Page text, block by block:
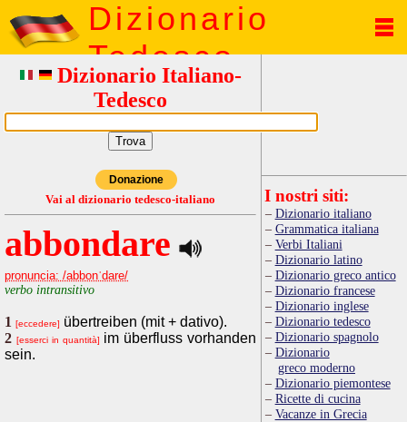
Dizionario
Tedesco
Dizionario Italiano-
Tedesco
Donazione
Vai al dizionario tedesco-italiano
abbondare
pronuncia: /abbonˈdare/
verbo intransitivo
1 [eccedere] übertreiben (mit + dativo).
2 [esserci in quantità] im überfluss vorhanden
sein.
I nostri siti:
Dizionario italiano
Grammatica italiana
Verbi Italiani
Dizionario latino
Dizionario greco antico
Dizionario francese
Dizionario inglese
Dizionario tedesco
Dizionario spagnolo
Dizionario
greco moderno
Dizionario piemontese
Ricette di cucina
Vacanze in Grecia